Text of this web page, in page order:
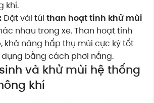
khí.
Đặt vài túi than hoạt tính khử mùi
nhau trong xe. Than hoạt tính
khả năng hấp thụ mùi cực kỳ tốt
bằng cách phơi nắng.
và khử mùi hệ thống
khí